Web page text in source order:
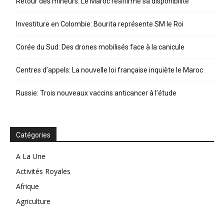
Investiture en Colombie: Bourita représente SM le Roi
Corée du Sud: Des drones mobilisés face à la canicule
Centres d’appels: La nouvelle loi française inquiète le Maroc
Russie: Trois nouveaux vaccins anticancer à l’étude
Catégories
A La Une
Activités Royales
Afrique
Agriculture